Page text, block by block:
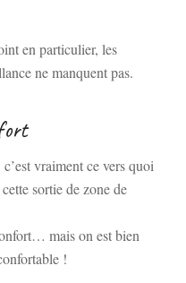
en particulier, les
ne manquent pas.
vraiment ce vers quoi
sortie de zone de
mais on est bien
!